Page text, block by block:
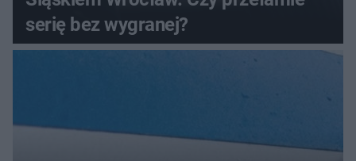
serię bez wygranej?